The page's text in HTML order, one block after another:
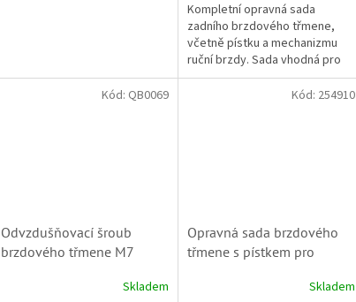
Kompletní opravná sada
zadního brzdového třmene,
včetně pístku a mechanizmu
ruční brzdy. Sada vhodná pro
úplnou opravu třmene. Brzdový
třmen použit u modelů Citroen
Odvzdušňovací šroub
brzdového třmene M7
Skladem
Kód: QB0069
Opravná sada brzdového
třmene s pístkem pro
Skladem
Kód: 254910